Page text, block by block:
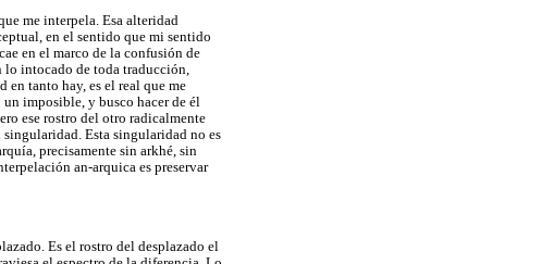
me interpela. Esa alteridad
en el sentido que mi sentido
en el marco de la confusión de
lo intocado de toda traducción,
tanto hay, es el real que me
un imposible, y busco hacer de él
ese rostro del otro radicalmente
singularidad. Esta singularidad no es
precisamente sin arkhé, sin
an-arquica es preservar
Es el rostro del desplazado el